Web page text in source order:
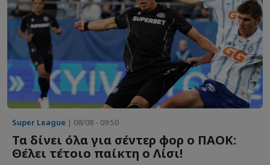
Super League | 08/08 - 09:50
Τα δίνει όλα για σέντερ φορ ο ΠΑΟΚ:
Θέλει τέτοιο παίκτη ο Λίσι!